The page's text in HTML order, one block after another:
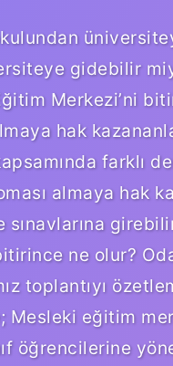
gidebilir
Merkezi’ni
hak
farklı
almaya hak
ne olur?
toplantıyı
Mesleki eğitim
öğrencilerine